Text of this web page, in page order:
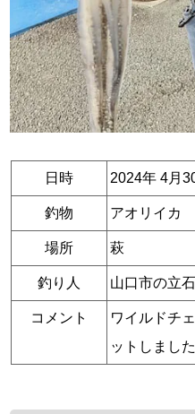
日時 2024年 4月
釣物 アオリイカ
場所 萩
釣り人 山口市の立
コメント
ワイルドチ
ットしました